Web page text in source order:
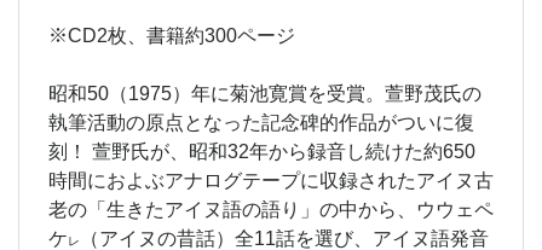
※CD2枚、書籍約300ページ
昭和50（1975）年に菊池寛賞を受賞。萱野茂氏の
執筆活動の原点となった記念碑的作品がついに復
刻！ 萱野氏が、昭和32年から録音し続けた約650
時間におよぶアナログテープに収録されたアイヌ古
老の「生きたアイヌ語の語り」の中から、ウウェペ
ケレ
（アイヌの昔話）全11話を選び、アイヌ語発音